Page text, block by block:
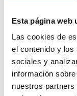
Esta página web
Las cookies de
el contenido y los
sociales y
información
nuestros
problemi
letto, ero
l&#39;ho
fa e hanno
medici,
ingrassato